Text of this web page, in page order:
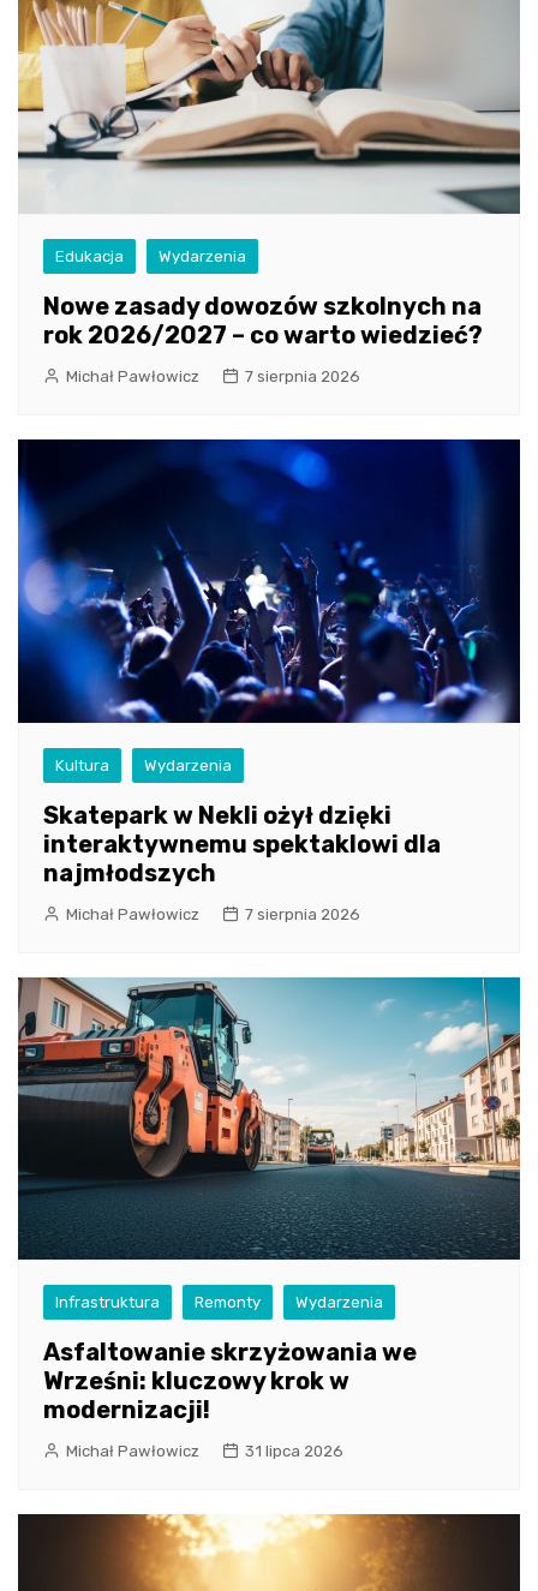
Edukacja Wydarzenia
Nowe zasady dowozów szkolnych na
rok 2026/2027 – co warto wiedzieć?
Michał Pawłowicz 7 sierpnia 2026
Kultura Wydarzenia
Skatepark w Nekli ożył dzięki
interaktywnemu spektaklowi dla
najmłodszych
Michał Pawłowicz 7 sierpnia 2026
Infrastruktura Remonty Wydarzenia
Asfaltowanie skrzyżowania we
Wrześni: kluczowy krok w
modernizacji!
Michał Pawłowicz 31 lipca 2026